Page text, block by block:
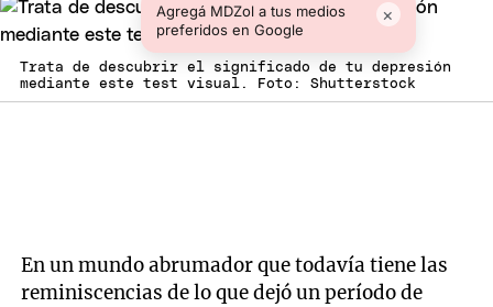
Agregá MDZol a tus medios
preferidos en Google
×
Trata de descubrir el significado de tu depresión
mediante este test visual. Foto: Shutterstock
En un mundo abrumador que todavía tiene las
reminiscencias de lo que dejó un período de